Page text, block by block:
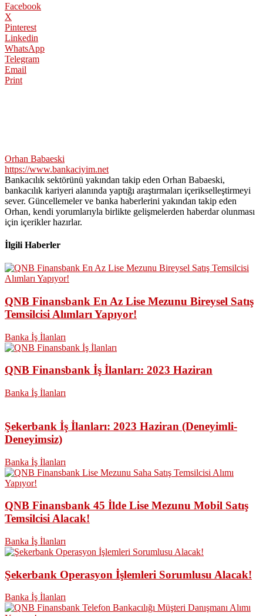
Facebook
X
Pinterest
Linkedin
WhatsApp
Telegram
Email
Print
Orhan Babaeski
https://www.bankaciyim.net
Bankacılık sektörünü yakından takip eden Orhan Babaeski,
bankacılık kariyeri alanında yaptığı araştırmaları içerikselleştirmeyi
sever. Güncellemeler ve banka haberlerini yakından takip eden
Orhan, kendi yorumlarıyla birlikte gelişmelerden haberdar olunması
için içerikler hazırlar.
İlgili Haberler
QNB Finansbank En Az Lise Mezunu Bireysel Satış
Temsilcisi Alımları Yapıyor!
Banka İş İlanları
QNB Finansbank İş İlanları: 2023 Haziran
Banka İş İlanları
Şekerbank İş İlanları: 2023 Haziran (Deneyimli-
Deneyimsiz)
Banka İş İlanları
QNB Finansbank 45 İlde Lise Mezunu Mobil Satış
Temsilcisi Alacak!
Banka İş İlanları
Şekerbank Operasyon İşlemleri Sorumlusu Alacak!
Banka İş İlanları